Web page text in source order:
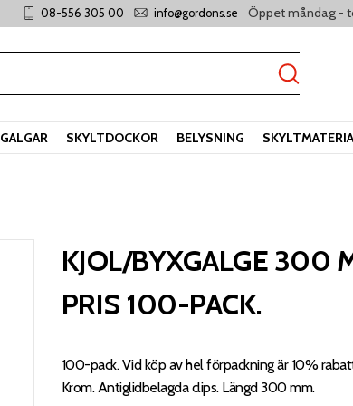
08-556 305 00 info@gordons.se Öppet måndag -
GALGAR SKYLTDOCKOR BELYSNING
KJOL/BYXGALGE 300
PRIS 100-PACK.
100-pack. Vid köp av hel förpackning är 10%
Krom. Antiglidbelagda clips. Längd 300 mm.